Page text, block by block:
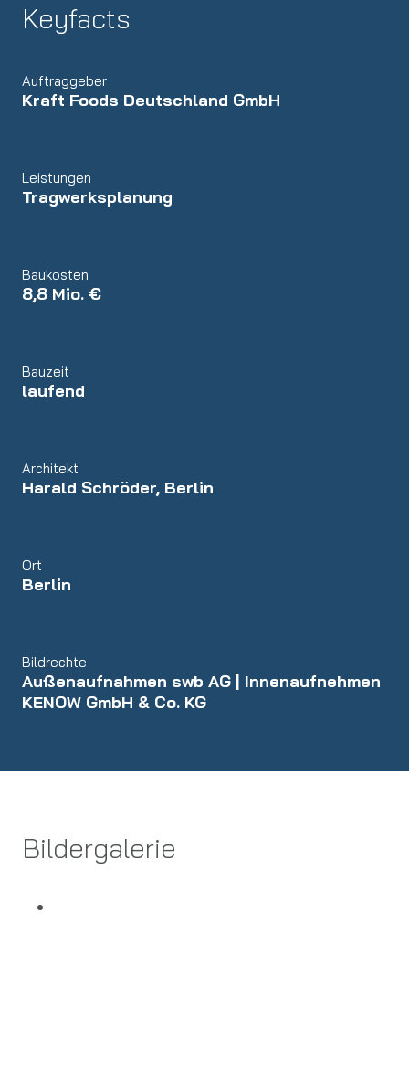
Keyfacts
Auftraggeber
Kraft Foods Deutschland GmbH
Leistungen
Tragwerksplanung
Baukosten
8,8 Mio. €
Bauzeit
laufend
Architekt
Harald Schröder, Berlin
Ort
Berlin
Bildrechte
Außenaufnahmen swb AG | Innenaufnehmen
KENOW GmbH & Co. KG
Bildergalerie